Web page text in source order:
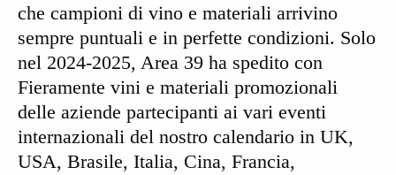
che campioni di vino e materiali arrivino
sempre puntuali e in perfette condizioni. Solo
nel 2024-2025, Area 39 ha spedito con
Fieramente vini e materiali promozionali
delle aziende partecipanti ai vari eventi
internazionali del nostro calendario in UK,
USA, Brasile, Italia, Cina, Francia,